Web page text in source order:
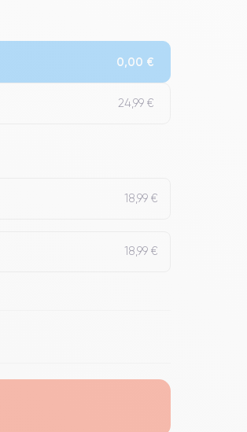
0,00 €
24,99 €
18,99 €
18,99 €